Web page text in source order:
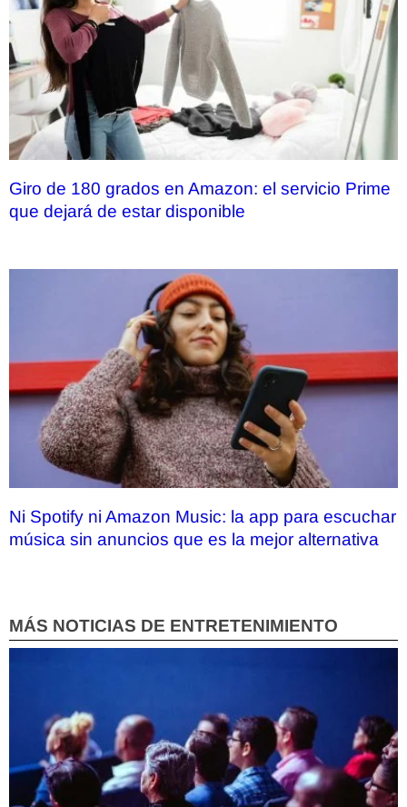
Giro de 180 grados en Amazon: el servicio Prime
que dejará de estar disponible
Ni Spotify ni Amazon Music: la app para escuchar
música sin anuncios que es la mejor alternativa
MÁS NOTICIAS DE ENTRETENIMIENTO